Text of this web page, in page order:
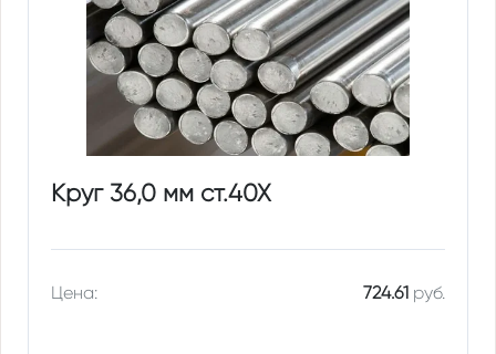
Круг 36,0 мм ст.40Х
Цена: 724.61руб.